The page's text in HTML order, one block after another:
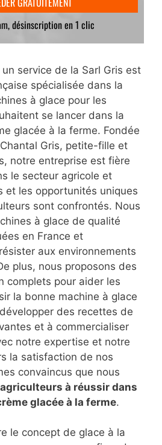
service de la Sarl Gris est
spécialisée dans la
à glace pour les
se lancer dans la
glacée à la ferme. Fondée
Gris, petite-fille et
notre entreprise est fière
le secteur agricole et
et les opportunités uniques
sont confrontés. Nous
à glace de qualité
en France et
aux environnements
plus, nous proposons des
complets pour aider les
la bonne machine à glace
des recettes de
et à commercialiser
notre expertise et notre
la satisfaction de nos
convaincus que nous
à réussir dans
glacée à la ferme.
le concept de glace à la